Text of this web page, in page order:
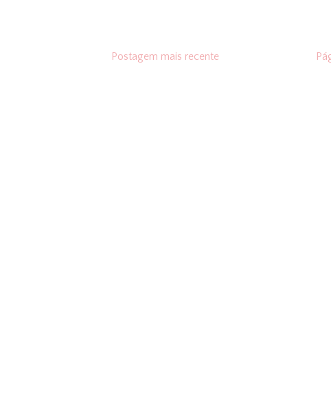
Postagem mais recente